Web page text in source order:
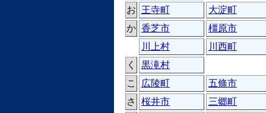
お 王寺町
大淀町
か 香芝市
橿原市
川上村
川西町
く
黒滝村
こ
広陵町
五條市
さ
桜井市
三郷町